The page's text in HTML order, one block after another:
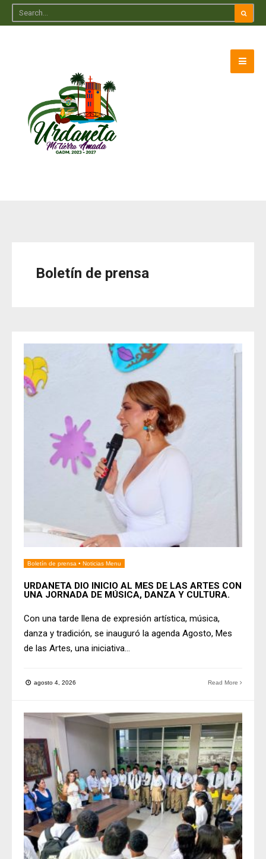
Boletín de prensa
Boletín de prensa • Noticias Menu
URDANETA DIO INICIO AL MES DE LAS ARTES CON
UNA JORNADA DE MÚSICA, DANZA Y CULTURA.
Con una tarde llena de expresión artística, música,
danza y tradición, se inauguró la agenda Agosto, Mes
de las Artes, una iniciativa...
agosto 4, 2026 Read More